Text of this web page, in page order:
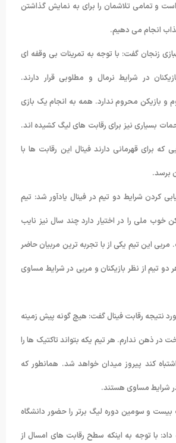
و تمامی تلاشمان را برای به نمایش گذاشتن
انجام می دهیم.
زنجان گفت: با توجه به تمرینات بی وقفه ای
در شرایط نرمال و مطلوبی قرار دارند.
و بازیکن محروم ندارد. همه به انجام یک بازی
بسیاری نیز برای رقابت های لیگ کشیده اند.
که برای قهرمانی دارند فینال این رقابت ها با
برسد.
کردن شرایط دو تیم در فینال یادآور شد: تیم
خوب ملی را در اختیار دارد چند سال نیز نایب
این تیم یکی از با تجربه ترین مربیان حاضر
تیم از نظر بازیکنان و مربی در شرایط مساوی
نتیجه رقابت فینال گفت: هیچ گونه پیش زمینه
در ذهن ندارم. هر تیم یکه بتواند تاکتیک ها را
کند پیروز میدان خواهد شد. همانطور که
شرایط مساوی هستند.
و سومین دوره لیگ برتر را حضور دانشگاه
داد: با توجه به اینکه سطح رقابت های امسال از